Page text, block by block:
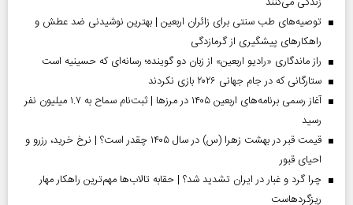
توصیه‌های طب سنتی برای زائران اربعین | بهترین نوشیدنی ضد عطش و
راهکارهای پیشگیری از گرمازدگی
راز ماندگاری «رادیو اربعین» از زبان دو گوینده؛ رسانه‌ای که حسینیه است
ستارگانی که در جام جهانی ۲۰۲۶ بازی نکردند
آغاز رسمی برنامه‌های اربعین ۱۴۰۵ در مرز‌ها | ثبت‌نام سماح به ۱.۷ میلیون نفر
رسید
قیمت قبر در بهشت زهرا (س) در سال ۱۴۰۵ چقدر است؟ | نرخ خرید، رزرو و
احیای قبور
چرا گرد و غبار در ایران تشدید شد؟ | حقابه تالاب‌ها مهم‌ترین راهکار مهار
ریزگردهاست